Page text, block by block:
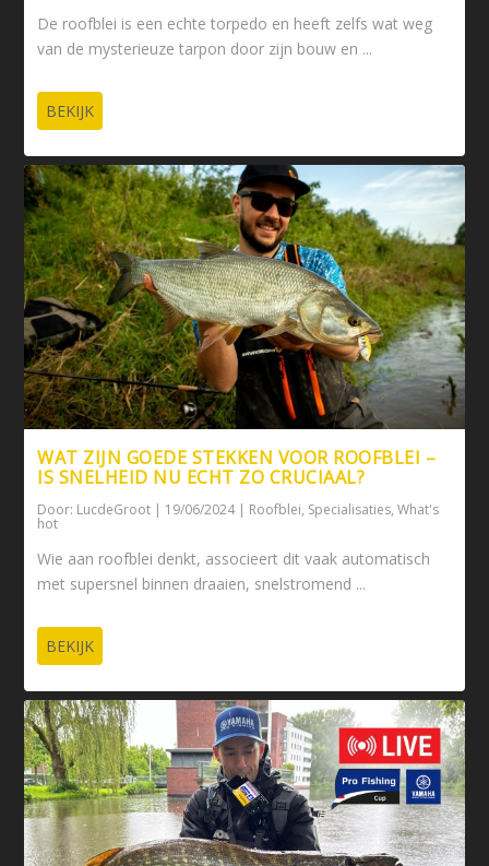
De roofblei is een echte torpedo en heeft zelfs wat weg
van de mysterieuze tarpon door zijn bouw en ...
BEKIJK
WAT ZIJN GOEDE STEKKEN VOOR ROOFBLEI –
IS SNELHEID NU ECHT ZO CRUCIAAL?
Door: LucdeGroot | 19/06/2024 | Roofblei, Specialisaties,What's
hot
Wie aan roofblei denkt, associeert dit vaak automatisch
met supersnel binnen draaien, snelstromend ...
BEKIJK